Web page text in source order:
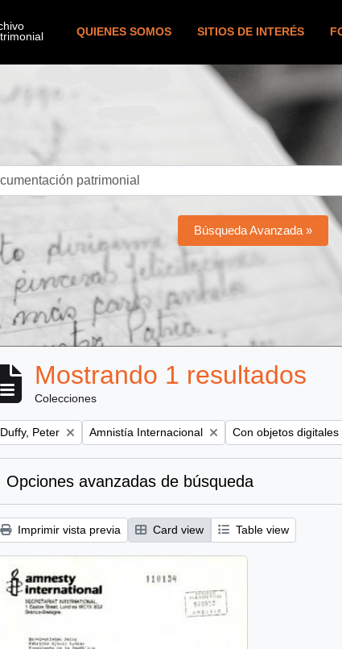
QUIENES SOMOS SITIOS DE INTERÉS
Búsqueda Avanzada »
Mostrando 1 resultados
Colecciones
Remove filter:
Duffy, Peter Remove filter:
Amnistía Internacional Remove filter:
Con objetos digitales
Opciones avanzadas de búsqueda
Imprimir vista previa Card view Table view